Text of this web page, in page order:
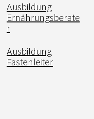
Ausbildung
Ernährungsberate
r
Ausbildung
Fastenleiter